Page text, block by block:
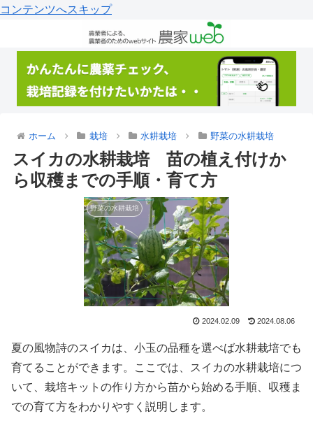
コンテンツへスキップ
ホーム 栽培 水耕栽培 野菜の水耕栽培
スイカの水耕栽培 苗の植え付けか
ら収穫までの手順・育て方
野菜の水耕栽培
2024.02.09 2024.08.06
夏の風物詩のスイカは、小玉の品種を選べば水耕栽培でも
育てることができます。ここでは、スイカの水耕栽培につ
いて、栽培キットの作り方から苗から始める手順、収穫ま
での育て方をわかりやすく説明します。